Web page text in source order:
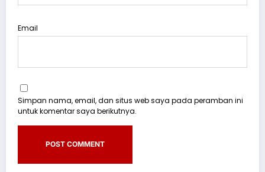
Email
Simpan nama, email, dan situs web saya pada peramban ini
untuk komentar saya berikutnya.